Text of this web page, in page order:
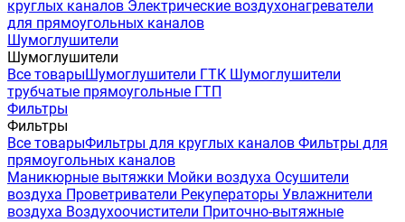
круглых каналов Электрические воздухонагреватели
для прямоугольных каналов
Шумоглушители
Шумоглушители
Все товарыШумоглушители ГТК Шумоглушители
трубчатые прямоугольные ГТП
Фильтры
Фильтры
Все товарыФильтры для круглых каналов Фильтры для
прямоугольных каналов
Маникюрные вытяжки Мойки воздуха Осушители
воздуха Проветриватели Рекуператоры Увлажнители
воздуха Воздухоочистители Приточно-вытяжные